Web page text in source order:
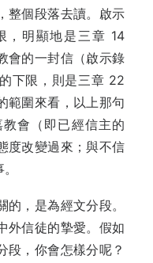
整個段落去讀。啟示
，明顯地是三章 14
會的一封信（啟示錄
下限，則是三章 22
範圍來看，以上那句
會（即已經信主的
度改變過來；與不信
，是為經文分段。
外信徒的摯愛。假如
段，你會怎樣分呢？